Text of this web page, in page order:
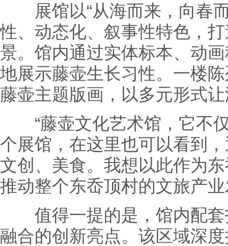
展馆以“从海而来，向春而
性、动态化、叙事性特色，
景。馆内通过实体标本、动
地展示藤壶生长习性。一楼
藤壶主题版画，以多元形式
“藤壶文化艺术馆，它不
个展馆，在这里也可以看到
文创、美食。我想以此作为
推动整个东岙顶村的文旅产
值得一提的是，馆内配套
融合的创新亮点。该区域深